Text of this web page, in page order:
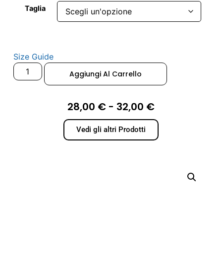
Taglia
Size Guide
Aggiungi Al Carrello
28,00 € - 32,00 €
Vedi gli altri Prodotti